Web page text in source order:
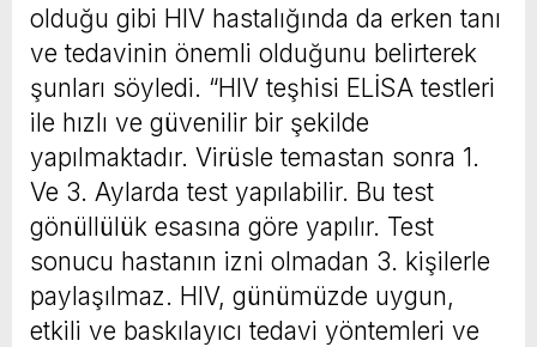
olduğu gibi HIV hastalığında da erken tanı
ve tedavinin önemli olduğunu belirterek
şunları söyledi. “HIV teşhisi ELİSA testleri
ile hızlı ve güvenilir bir şekilde
yapılmaktadır. Virüsle temastan sonra 1.
Ve 3. Aylarda test yapılabilir. Bu test
gönüllülük esasına göre yapılır. Test
sonucu hastanın izni olmadan 3. kişilerle
paylaşılmaz. HIV, günümüzde uygun,
etkili ve baskılayıcı tedavi yöntemleri ve